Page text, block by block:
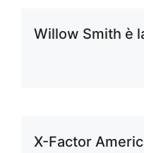
Willow Smith è
X-Factor